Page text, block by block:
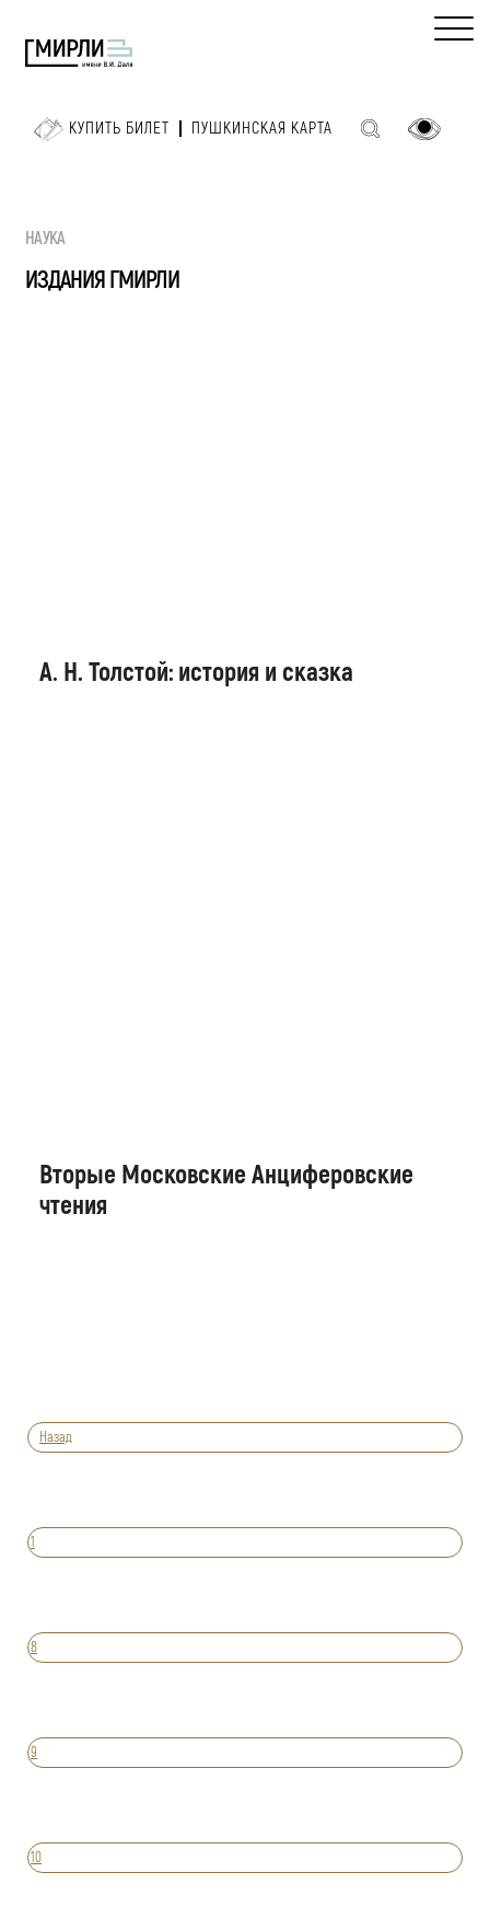
КУПИТЬ БИЛЕТ ПУШКИНСКАЯ КАРТА
НАУКА
ИЗДАНИЯ ГМИРЛИ
А. Н. Толстой: история и сказка
Вторые Московские Анциферовские
чтения
Назад
1
8
9
10